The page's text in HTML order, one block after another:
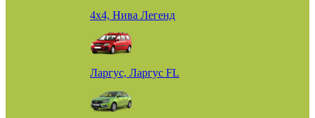
4х4, Нива Легенд
Ларгус, Ларгус FL